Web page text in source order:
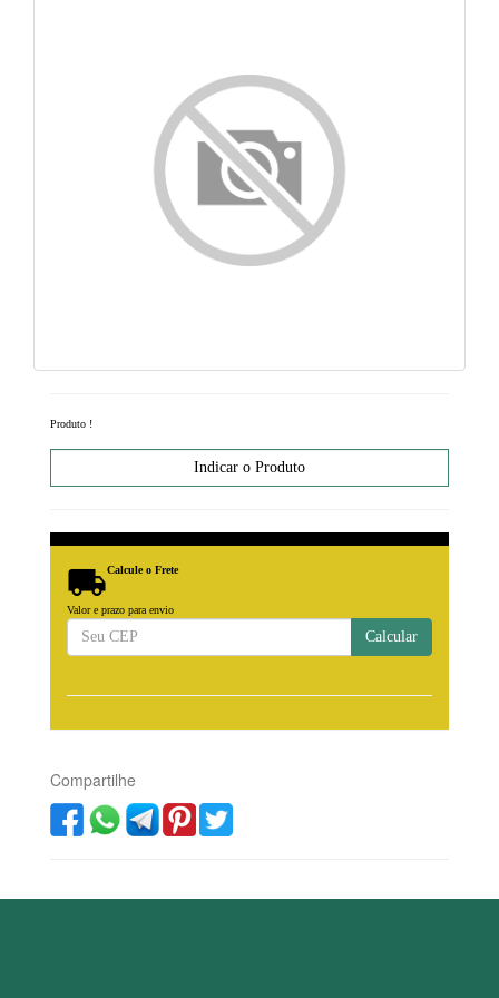
Produto !
Calcule o Frete
Valor e prazo para envio
Calcular
Compartilhe